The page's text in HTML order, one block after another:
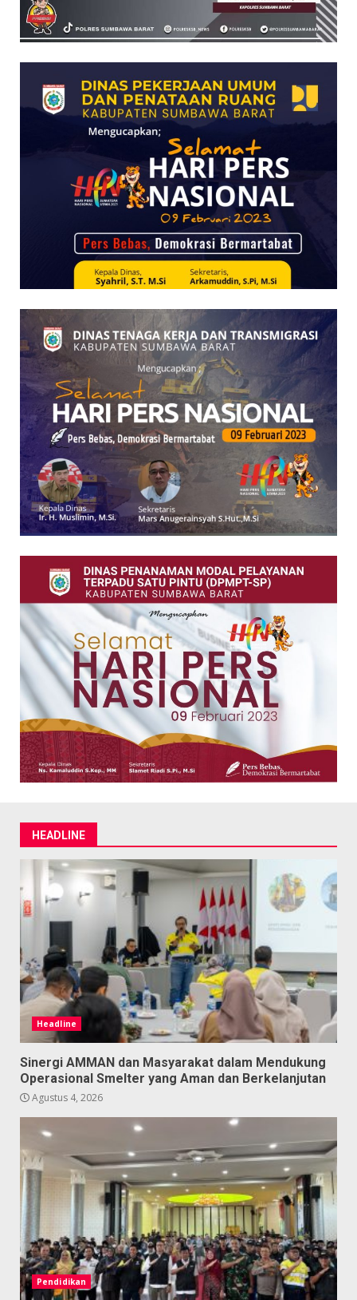
HEADLINE
Headline
Sinergi AMMAN dan Masyarakat dalam Mendukung
Operasional Smelter yang Aman dan Berkelanjutan
Agustus 4, 2026
Pendidikan